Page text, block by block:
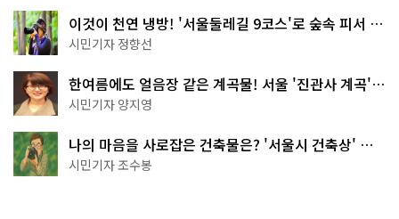
이것이 천연 냉방! '서울둘레길 9코스'로 숲속 피서 떠
나볼까
시민기자 정향선
한여름에도 얼음장 같은 계곡물! 서울 '진관사 계곡'이
천국이네~
시민기자 양지영
나의 마음을 사로잡은 건축물은? '서울시 건축상' 수
상작 공개!
시민기자 조수봉